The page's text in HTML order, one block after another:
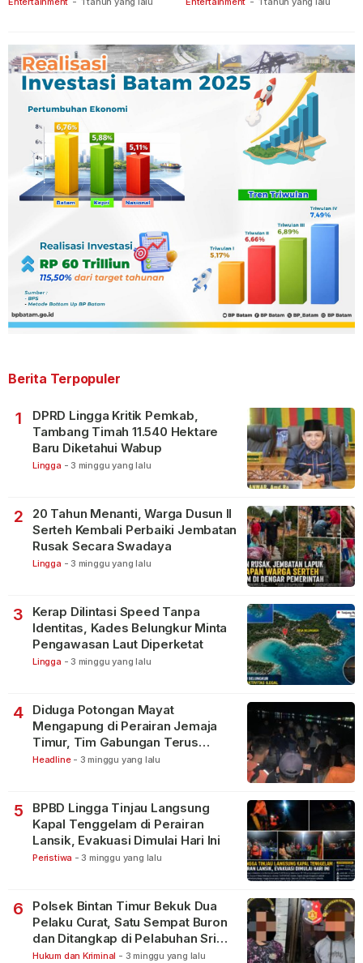
Berita Terpopuler
1
DPRD Lingga Kritik Pemkab,
Tambang Timah 11.540 Hektare
Baru Diketahui Wabup
Lingga - 3 minggu yang lalu
2
20 Tahun Menanti, Warga Dusun II
Serteh Kembali Perbaiki Jembatan
Rusak Secara Swadaya
Lingga - 3 minggu yang lalu
3
Kerap Dilintasi Speed Tanpa
Identitas, Kades Belungkur Minta
Pengawasan Laut Diperketat
Lingga - 3 minggu yang lalu
4
Diduga Potongan Mayat
Mengapung di Perairan Jemaja
Timur, Tim Gabungan Terus
Lakukan Pencarian
Headline - 3 minggu yang lalu
5
BPBD Lingga Tinjau Langsung
Kapal Tenggelam di Perairan
Lansik, Evakuasi Dimulai Hari Ini
Peristiwa - 3 minggu yang lalu
6
Polsek Bintan Timur Bekuk Dua
Pelaku Curat, Satu Sempat Buron
dan Ditangkap di Pelabuhan Sri
Bintan Pura
Hukum dan Kriminal - 3 minggu yang lalu